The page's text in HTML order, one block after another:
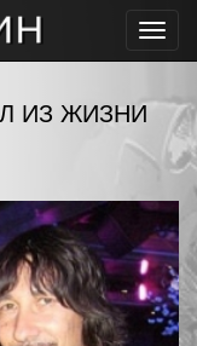
ИЗ ЖИЗНИ